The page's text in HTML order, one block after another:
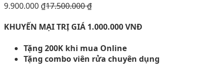
9.900.000 ₫17.500.000₫
KHUYẾN MẠI TRỊ GIÁ 1.000.000 VNĐ
Tặng 200K khi mua Online
Tặng combo viên rửa chuyên dụng